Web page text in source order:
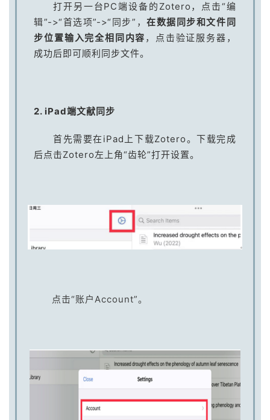
打开另一台PC端设备的Zotero，点击“编
辑”->“首选项”->“同步”，在数据同步和文件同
步位置输入完全相同内容 ，点击验证服务器，
成功后即可顺利同步文件。
2. iPad端文献同步
首先需要在iPad上下载Zotero。下载完成
后点击Zotero左上角“齿轮”打开设置。
点击“账户Account”。